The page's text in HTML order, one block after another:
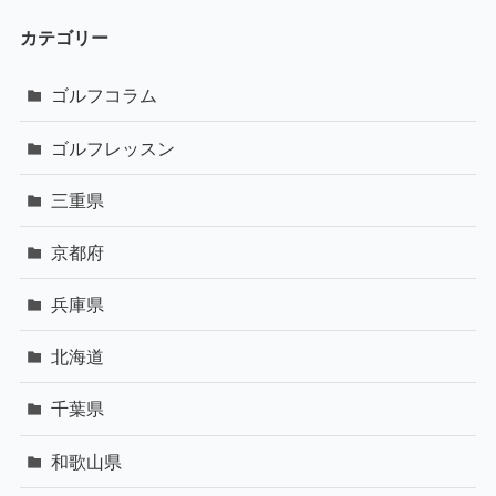
カテゴリー
ゴルフコラム
ゴルフレッスン
三重県
京都府
兵庫県
北海道
千葉県
和歌山県